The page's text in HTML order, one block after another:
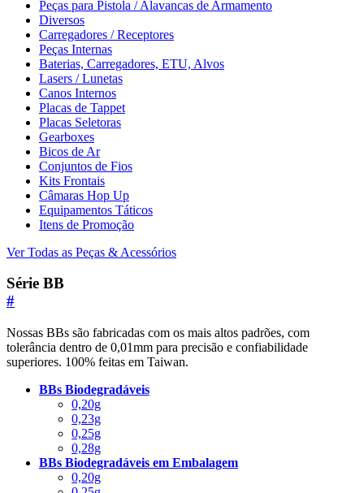
Peças para Pistola / Alavancas de Armamento
Diversos
Carregadores / Receptores
Peças Internas
Baterias, Carregadores, ETU, Alvos
Lasers / Lunetas
Canos Internos
Placas de Tappet
Placas Seletoras
Gearboxes
Bicos de Ar
Conjuntos de Fios
Kits Frontais
Câmaras Hop Up
Equipamentos Táticos
Itens de Promoção
Ver Todas as Peças & Acessórios
Série BB
#
Nossas BBs são fabricadas com os mais altos padrões, com
tolerância dentro de 0,01mm para precisão e confiabilidade
superiores. 100% feitas em Taiwan.
BBs Biodegradáveis
0,20g
0,23g
0,25g
0,28g
BBs Biodegradáveis em Embalagem
0,20g